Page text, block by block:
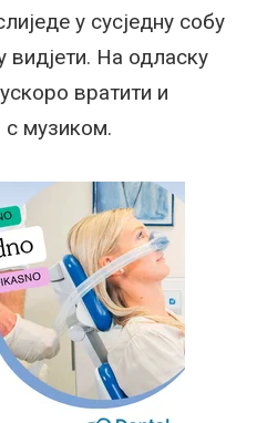
у сусједну собу
видјети. На одласку
вратити и
с музиком.